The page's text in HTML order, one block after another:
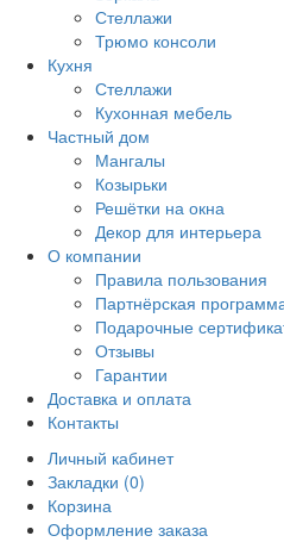
Стеллажи
Трюмо консоли
Кухня
Стеллажи
Кухонная мебель
Частный дом
Мангалы
Козырьки
Решётки на окна
Декор для интерьера
О компании
Правила пользования
Партнёрская
Подарочные
Отзывы
Гарантии
Доставка и оплата
Контакты
Личный кабинет
Закладки (0)
Корзина
Оформление заказа